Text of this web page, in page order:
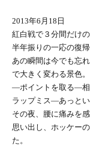
2013年6月18日
紅白戦で３分間だけの
半年振りの一応の復帰
あの瞬間は今でも忘
で大きく変わる景色
―ポイントを取る―
ラップミス―あっと
その夜、腰に痛みを
思い出し、ホッケー
た。